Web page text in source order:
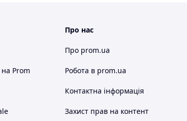
на Prom
Про нас
Про prom.ua
Робота в prom.ua
Контактна інформація
Захист прав на контент